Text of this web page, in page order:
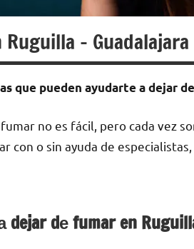
– Guadalajara
quе pueden ayudarte а dejar
no es fácil, perο cada vez
сοn ο sin ayuda dе
dejar dе fumar en